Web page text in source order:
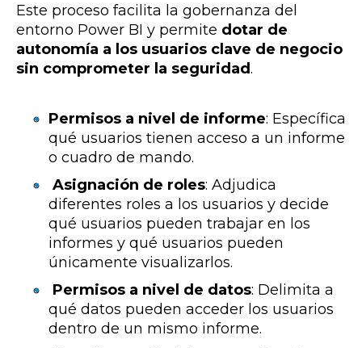
Este proceso facilita la gobernanza del
entorno Power BI y permite dotar de
autonomía a los usuarios clave de negocio
sin comprometer la seguridad.
Permisos a nivel de informe: Específica
qué usuarios tienen acceso a un informe
o cuadro de mando.
Asignación de roles: Adjudica
diferentes roles a los usuarios y decide
qué usuarios pueden trabajar en los
informes y qué usuarios pueden
únicamente visualizarlos.
Permisos a nivel de datos: Delimita a
qué datos pueden acceder los usuarios
dentro de un mismo informe.